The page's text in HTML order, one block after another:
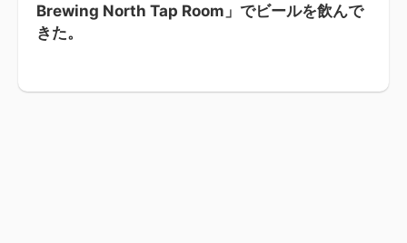
Brewing North Tap Room」でビールを飲んで
きた。